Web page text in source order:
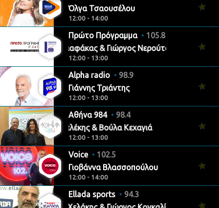
Όλγα Τσαουσέλου
12:00 - 14:00
Πρώτο Πρόγραμμα
105.8
Θάνος Σιαφάκας & Γιώργος Νερούτσος
12:00 - 13:00
Alpha radio
98.9
Γιάννης Τριάντης
12:00 - 13:00
Αθήνα 984
98.4
Νίκος Φελέκης & Βούλα Κεχαγιά
12:00 - 13:00
Voice
102.5
Γιοβάννα Βλασσοπούλου
12:00 - 14:00
Ellada sports
94.3